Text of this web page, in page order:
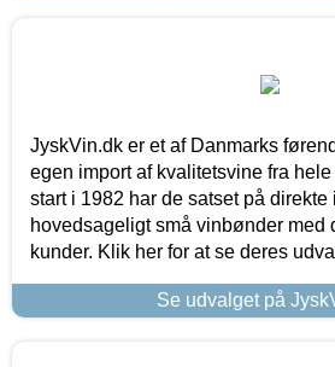
JyskVin.dk er et af Danmarks
egen import af kvalitetsvine fra
start i 1982 har de satset på direkte
hovedsageligt små vinbønder med
kunder. Klik her for at se deres
Se udvalget på